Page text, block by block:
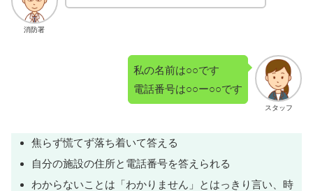
消防署
スタッフ
私の名前は○○です
電話番号は○○ー○○です
焦らず慌てず落ち着いて答える
自分の施設の住所と電話番号を答えられる
わからないことは「わかりません」とはっきり言い、時